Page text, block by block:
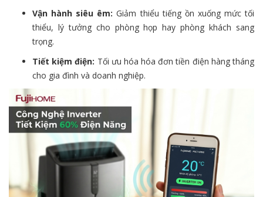
Vận hành siêu êm: Giảm thiểu tiếng ồn xuống mức tối
thiểu, lý tưởng cho phòng họp hay phòng khách sang
trọng.
Tiết kiệm điện: Tối ưu hóa hóa đơn tiền điện hàng tháng
cho gia đình và doanh nghiệp.